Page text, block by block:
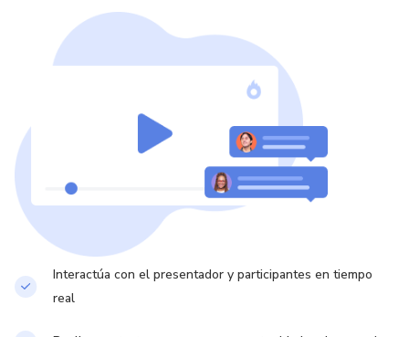
Interactúa con el presentador y participantes en tiempo
real